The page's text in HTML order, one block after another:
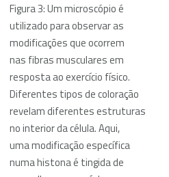
Figura 3: Um microscópio é
utilizado para observar as
modificações que ocorrem
nas fibras musculares em
resposta ao exercício físico.
Diferentes tipos de coloração
revelam diferentes estruturas
no interior da célula. Aqui,
uma modificação específica
numa histona é tingida de